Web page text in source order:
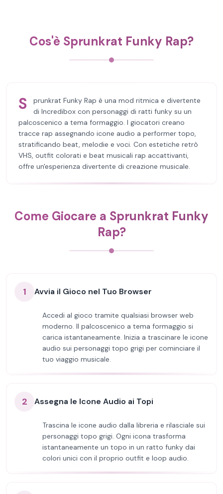
Cos'è Sprunkrat Funky Rap?
S
prunkrat Funky Rap è una mod ritmica e divertente
di Incredibox con personaggi di ratti funky su un
palcoscenico a tema formaggio. I giocatori creano
tracce rap assegnando icone audio a performer topo,
stratificando beat, melodie e voci. Con estetiche retrò
VHS, outfit colorati e beat musicali rap accattivanti,
offre un'esperienza divertente di creazione musicale.
Come Giocare a Sprunkrat Funky
Rap?
1 Avvia il Gioco nel Tuo Browser
Accedi al gioco tramite qualsiasi browser web
moderno. Il palcoscenico a tema formaggio si
carica istantaneamente. Inizia a trascinare le icone
audio sui personaggi topo grigi per cominciare il
tuo viaggio musicale.
2 Assegna le Icone Audio ai Topi
Trascina le icone audio dalla libreria e rilasciale sui
personaggi topo grigi. Ogni icona trasforma
istantaneamente un topo in un ratto funky dai
colori unici con il proprio outfit e loop audio.